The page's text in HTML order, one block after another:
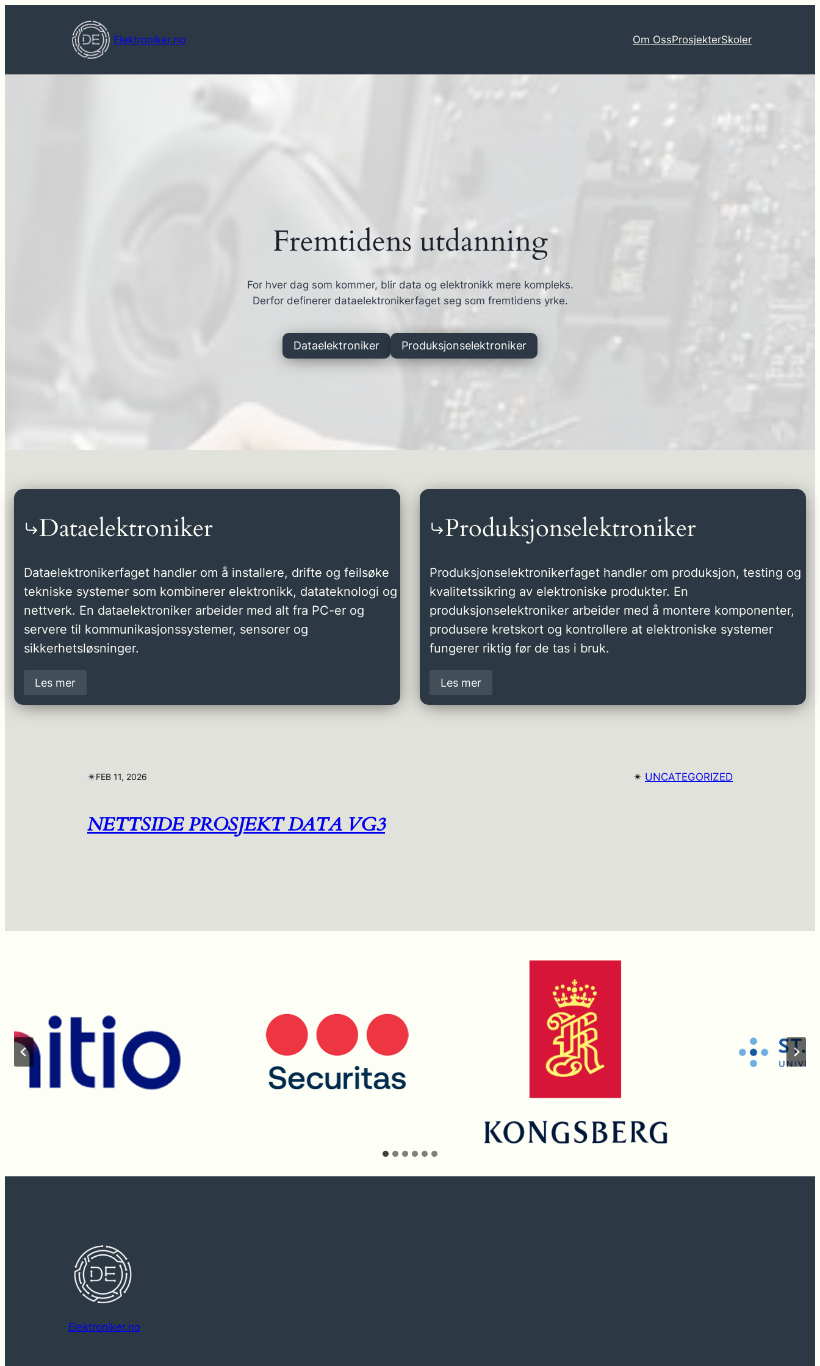
Elektroniker.no Om OssProsjekterSkoler
Fremtidens utdanning
For hver dag som kommer, blir data og elektronikk mere kompleks.
Derfor definerer dataelektronikerfaget seg som fremtidens yrke.
Dataelektroniker Produksjonselektroniker
Dataelektroniker
Dataelektronikerfaget handler om å installere, drifte og feilsøke
tekniske systemer som kombinerer elektronikk, datateknologi og
nettverk. En dataelektroniker arbeider med alt fra PC-er og
servere til kommunikasjonssystemer, sensorer og
sikkerhetsløsninger.
Les mer
Produksjonselektroniker
Produksjonselektronikerfaget handler om produksjon, testing og
kvalitetssikring av elektroniske produkter. En
produksjonselektroniker arbeider med å montere komponenter,
produsere kretskort og kontrollere at elektroniske systemer
fungerer riktig før de tas i bruk.
Les mer
✴︎FEB 11, 2026 ✴︎ UNCATEGORIZED
NETTSIDE PROSJEKT DATA VG3
Elektroniker.no